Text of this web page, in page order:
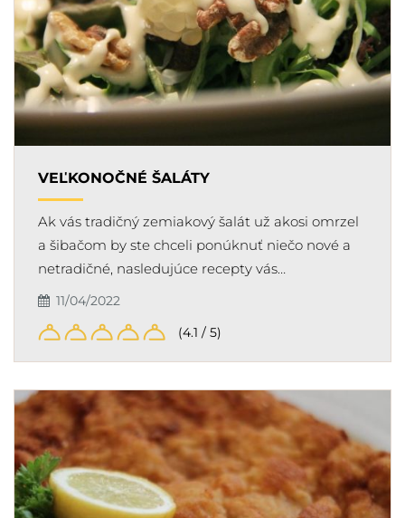
VEĽKONOČNÉ ŠALÁTY
Ak vás tradičný zemiakový šalát už akosi omrzel
a šibačom by ste chceli ponúknuť niečo nové a
netradičné, nasledujúce recepty vás…
11/04/2022
(4.1 / 5)